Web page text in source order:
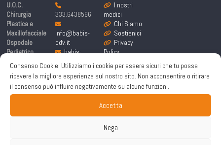
Consenso Cookie: Utilizziamo i cookie per essere sicuri che tu possa
ricevere la migliore esperienza sul nostro sito. Non acconsentire o ritirare
il consenso può influire negativamente su alcune funzioni.
Accetta
Nega
U.O.C.
Chirurgia
Plastica e
Maxillofacciale
Ospedale
Pediatrico
Bambino Gesù
Piazza
Sant’Onofrio 4,
00165 Roma
333.6438566
info@babis-
odv.it
babis-
labandadeibim
bispeciali@pe
c.it
I nostri
medici
Chi Siamo
Sostienici
Privacy
Policy
Policy